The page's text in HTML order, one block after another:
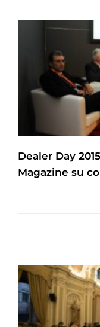
Dealer Day
Magazine su